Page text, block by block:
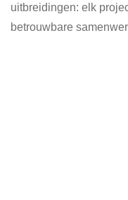
uitbreidingen: elk
betrouwbare